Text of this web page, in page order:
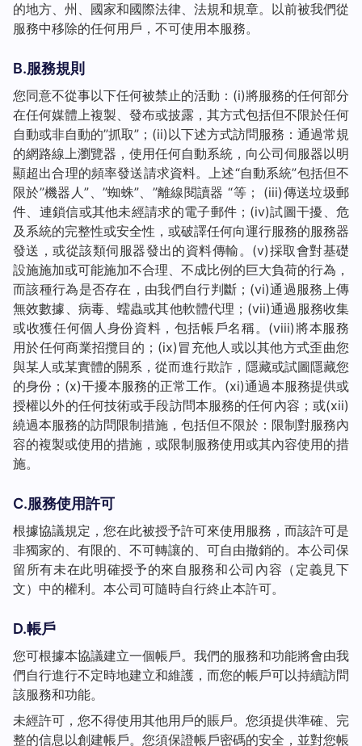
的地方、州、國家和國際法律、法規和規章。以前被我們從
服務中移除的任何用戶，不可使用本服務。
B.服務規則
您同意不從事以下任何被禁止的活動：(i)將服務的任何部分
在任何媒體上複製、發布或披露，其方式包括但不限於任何
自動或非自動的”抓取”；(ii)以下述方式訪問服務：通過常規
的網路線上瀏覽器，使用任何自動系統，向公司伺服器以明
顯超出合理的頻率發送請求資料。上述“自動系統”包括但不
限於”機器人”、”蜘蛛”、”離線閱讀器 “等； (iii)傳送垃圾郵
件、連鎖信或其他未經請求的電子郵件；(iv)試圖干擾、危
及系統的完整性或安全性，或破譯任何向運行服務的服務器
發送，或從該類伺服器發出的資料傳輸。(v)採取會對基礎
設施施加或可能施加不合理、不成比例的巨大負荷的行為，
而該種行為是否存在，由我們自行判斷；(vi)通過服務上傳
無效數據、病毒、蠕蟲或其他軟體代理；(vii)通過服務收集
或收獲任何個人身份資料，包括帳戶名稱。(viii)將本服務
用於任何商業招攬目的；(ix)冒充他人或以其他方式歪曲您
與某人或某實體的關系，從而進行欺詐，隱藏或試圖隱藏您
的身份；(x)干擾本服務的正常工作。(xi)通過本服務提供或
授權以外的任何技術或手段訪問本服務的任何內容；或(xii)
繞過本服務的訪問限制措施，包括但不限於：限制對服務內
容的複製或使用的措施，或限制服務使用或其內容使用的措
施。
C.服務使用許可
根據協議規定，您在此被授予許可來使用服務，而該許可是
非獨家的、有限的、不可轉讓的、可自由撤銷的。本公司保
留所有未在此明確授予的來自服務和公司內容（定義見下
文）中的權利。本公司可隨時自行終止本許可。
D.帳戶
您可根據本協議建立一個帳戶。我們的服務和功能將會由我
們自行進行不定時地建立和維護，而您的帳戶可以持續訪問
該服務和功能。
未經許可，您不得使用其他用戶的賬戶。您須提供準確、完
整的信息以創建帳戶。您須保證帳戶密碼的安全，並對您帳